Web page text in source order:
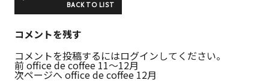
BACK TO LIST
コメントを残す
コメントを投稿するにはログインしてください。
前office de coffee 11～12月
次ページへ office de coffee 12月